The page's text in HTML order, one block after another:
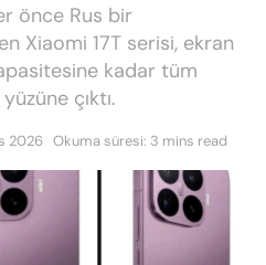
önce Rus bir
Xiaomi 17T serisi, ekran
kadar tüm
çıktı.
2026 Okuma süresi: 3 mins read